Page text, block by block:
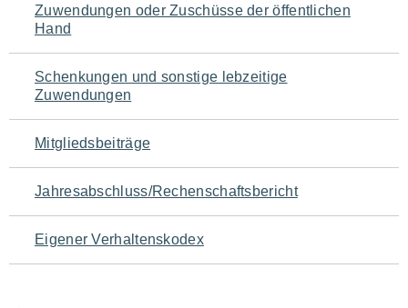
Zuwendungen oder Zuschüsse der öffentlichen
Hand
Schenkungen und sonstige lebzeitige
Zuwendungen
Mitgliedsbeiträge
Jahresabschluss/Rechenschaftsbericht
Eigener Verhaltenskodex